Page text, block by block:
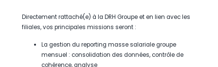
Directement rattaché(e) à la DRH Groupe et en lien avec les
filiales, vos principales missions seront :
La gestion du reporting masse salariale groupe
mensuel : consolidation des données, contrôle de
cohérence, analyse